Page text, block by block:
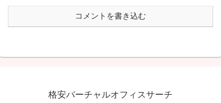
コメントを書き込む
格安バーチャルオフィスサーチ